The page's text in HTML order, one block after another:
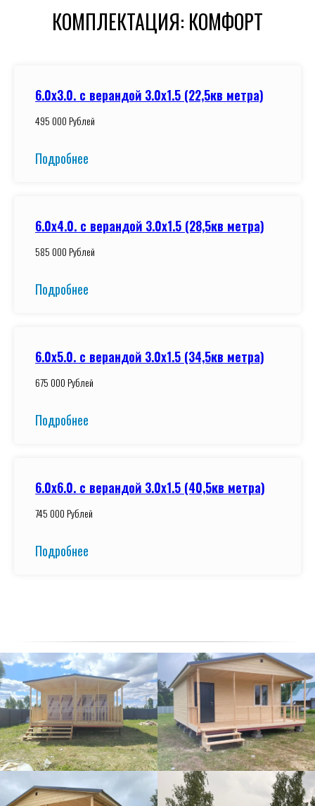
КОМПЛЕКТАЦИЯ: КОМФОРТ
6.0x3.0. с верандой 3.0х1.5 (22,5кв метра)
495 000 Рублей
Подробнее
6.0x4.0. с верандой 3.0х1.5 (28,5кв метра)
585 000 Рублей
Подробнее
6.0x5.0. с верандой 3.0х1.5 (34,5кв метра)
675 000 Рублей
Подробнее
6.0x6.0. с верандой 3.0х1.5 (40,5кв метра)
745 000 Рублей
Подробнее